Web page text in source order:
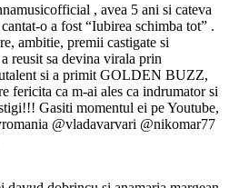
, avea 5 ani si cateva
o a fost “Iubirea schimba tot” .
ambitie, premii castigate si
reusit sa devina virala prin
si a primit GOLDEN BUZZ,
fericita ca m-ai ales ca indrumator si
Gasiti momentul ei pe Youtube,
@vladavarvari @nikomar77